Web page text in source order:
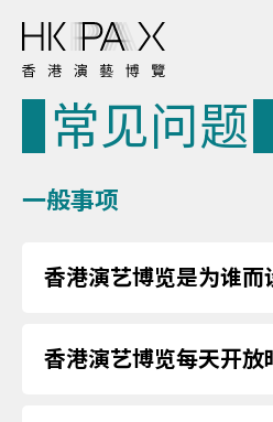
常见问题
一般事项
香港演艺博览是为谁而
香港演艺博览每天开放